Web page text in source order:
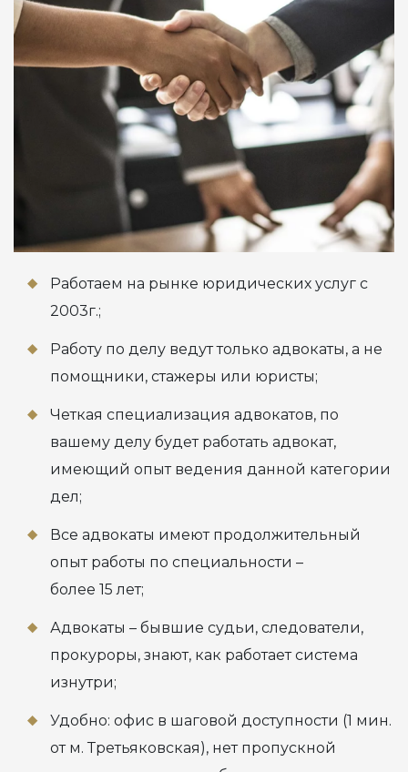
Работаем на рынке юридических услуг с
2003г.;
Работу по делу ведут только адвокаты, а не
помощники, стажеры или юристы;
Четкая специализация адвокатов, по
вашему делу будет работать адвокат,
имеющий опыт ведения данной категории
дел;
Все адвокаты имеют продолжительный
опыт работы по специальности –
более 15 лет;
Адвокаты – бывшие судьи, следователи,
прокуроры, знают, как работает система
изнутри;
Удобно: офис в шаговой доступности (1 мин.
от м. Третьяковская), нет пропускной